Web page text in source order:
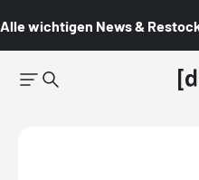
Alle wichtigen News &